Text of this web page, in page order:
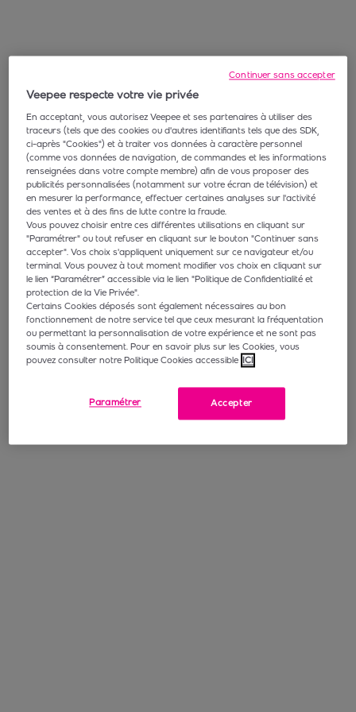
Veepee respecte votre vie privée
En acceptant, vous autorisez Veepee et ses partenaires à utiliser des
traceurs (tels que des cookies ou d'autres identifiants tels que des SDK,
ci-après "Cookies") et à traiter vos données à caractère personnel
(comme vos données de navigation, de commandes et les informations
renseignées dans votre compte membre) afin de vous proposer des
publicités personnalisées (notamment sur votre écran de télévision) et
en mesurer la performance, effectuer certaines analyses sur l'activité
des ventes et à des fins de lutte contre la fraude.
Vous pouvez choisir entre ces différentes utilisations en cliquant sur
"Paramétrer" ou tout refuser en cliquant sur le bouton "Continuer sans
accepter". Vos choix s'appliquent uniquement sur ce navigateur et/ou
terminal. Vous pouvez à tout moment modifier vos choix en cliquant sur
le lien “Paramétrer” accessible via le lien "Politique de Confidentialité et
protection de la Vie Privée".
Certains Cookies déposés sont également nécessaires au bon
fonctionnement de notre service tel que ceux mesurant la fréquentation
ou permettant la personnalisation de votre expérience et ne sont pas
soumis à consentement. Pour en savoir plus sur les Cookies, vous
pouvez consulter notre Politique Cookies accessible ICI
Accepter
Paramétrer
Continuer sans accepter